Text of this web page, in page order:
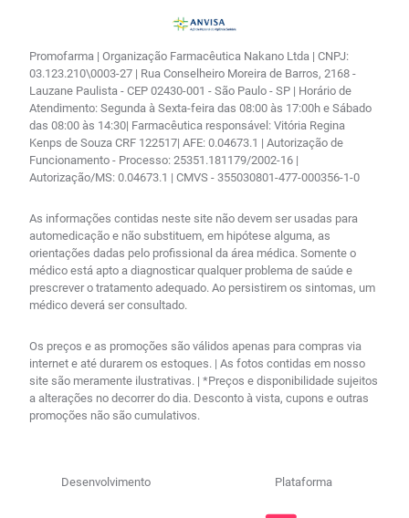
Promofarma | Organização Farmacêutica Nakano Ltda | CNPJ:
03.123.210\0003-27 | Rua Conselheiro Moreira de Barros, 2168 -
Lauzane Paulista - CEP 02430-001 - São Paulo - SP | Horário de
Atendimento: Segunda à Sexta-feira das 08:00 às 17:00h e Sábado
das 08:00 às 14:30| Farmacêutica responsável: Vitória Regina
Kenps de Souza CRF 122517| AFE: 0.04673.1 | Autorização de
Funcionamento - Processo: 25351.181179/2002-16 |
Autorização/MS: 0.04673.1 | CMVS - 355030801-477-000356-1-0
As informações contidas neste site não devem ser usadas para
automedicação e não substituem, em hipótese alguma, as
orientações dadas pelo profissional da área médica. Somente o
médico está apto a diagnosticar qualquer problema de saúde e
prescrever o tratamento adequado. Ao persistirem os sintomas, um
médico deverá ser consultado.
Os preços e as promoções são válidos apenas para compras via
internet e até durarem os estoques. | As fotos contidas em nosso
site são meramente ilustrativas. | *Preços e disponibilidade sujeitos
a alterações no decorrer do dia. Desconto à vista, cupons e outras
promoções não são cumulativos.
Desenvolvimento Plataforma